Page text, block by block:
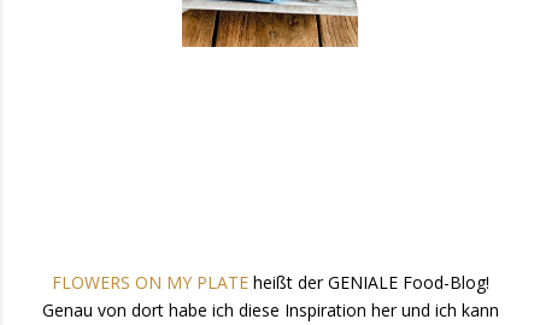
FLOWERS ON MY PLATEheißt der GENIALE Food-Blog!
Genau von dort habe ich diese Inspiration her und ich kann